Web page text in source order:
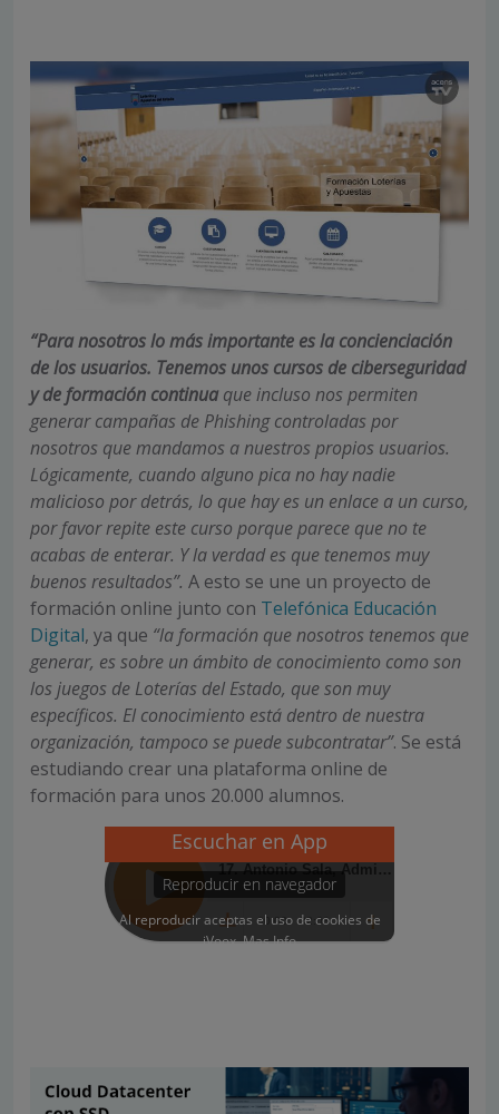
“Para nosotros lo más importante es la concienciación
de los usuarios. Tenemos unos cursos de ciberseguridad
y de formación continua que incluso nos permiten
generar campañas de Phishing controladas por
nosotros que mandamos a nuestros propios usuarios.
Lógicamente, cuando alguno pica no hay nadie
malicioso por detrás, lo que hay es un enlace a un curso,
por favor repite este curso porque parece que no te
acabas de enterar. Y la verdad es que tenemos muy
buenos resultados”. A esto se une un proyecto de
formación online junto con Telefónica Educación
Digital, ya que “la formación que nosotros tenemos que
generar, es sobre un ámbito de conocimiento como son
los juegos de Loterías del Estado, que son muy
específicos. El conocimiento está dentro de nuestra
organización, tampoco se puede subcontratar”. Se está
estudiando crear una plataforma online de
formación para unos 20.000 alumnos.